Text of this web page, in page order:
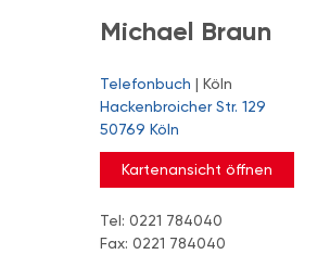
Michael Braun
Telefonbuch | Köln
Hackenbroicher Str. 129
50769 Köln
Kartenansicht öffnen
Tel: 0221 784040
Fax: 0221 784040